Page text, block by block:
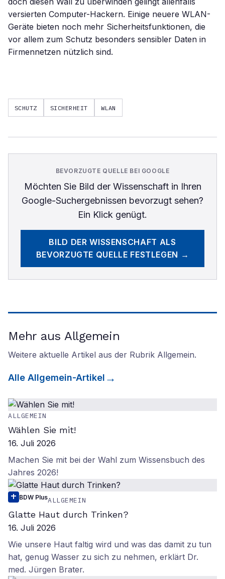
versierten Computer-Hackern. Einige neuere WLAN-
Geräte bieten noch mehr Sicherheitsfunktionen, die
vor allem zum Schutz besonders sensibler Daten in
Firmennetzen nützlich sind.
SCHUTZ SICHERHEIT WLAN
BEVORZUGTE QUELLE BEI GOOGLE
Möchten Sie Bild der Wissenschaftin Ihren
Google-Suchergebnissen bevorzugt sehen?
Ein Klick genügt.
BILD DER WISSENSCHAFT ALS
BEVORZUGTE QUELLE FESTLEGEN →
Mehr aus Allgemein
Weitere aktuelle Artikel aus der Rubrik Allgemein.
Alle Allgemein-Artikel
ALLGEMEIN
Wählen Sie mit!
16. Juli 2026
Machen Sie mit bei der Wahl zum Wissensbuch des
Jahres 2026!
BDW PlusALLGEMEIN
Glatte Haut durch Trinken?
16. Juli 2026
Wie unsere Haut faltig wird und was das damit zu tun
hat, genug Wasser zu sich zu nehmen, erklärt Dr.
med. Jürgen Brater.